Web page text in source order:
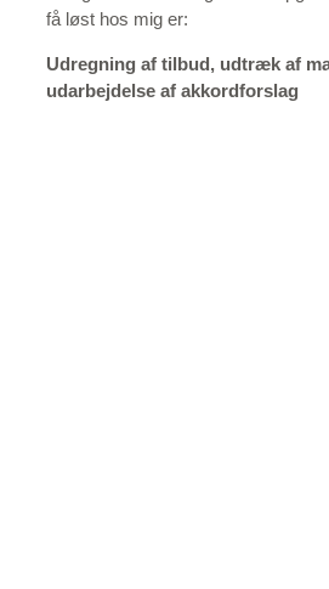
få løst hos mig er:
Udregning af tilbud, udtræk af
udarbejdelse af akkordforslag